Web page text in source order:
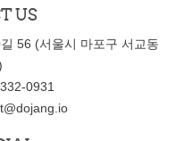
US
56 (서울시 마포구 서교동
0931